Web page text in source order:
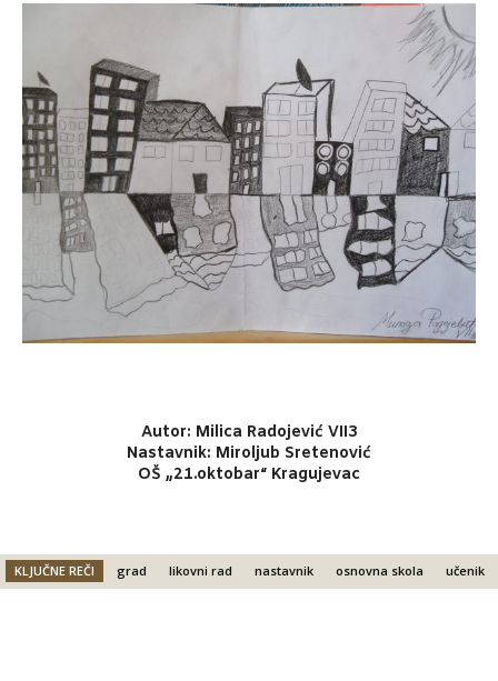
Autor: Milica Radojević VII3
Nastavnik: Miroljub Sretenović
OŠ „21.oktobar“ Kragujevac
KLJUČNE REČI grad likovni rad nastavnik osnovna skola učenik